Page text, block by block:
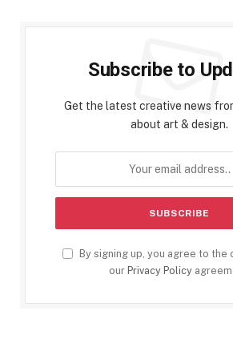
Subscribe to
Get the latest creative news
about art & design.
By signing up, you agree to the
our Privacy Policy